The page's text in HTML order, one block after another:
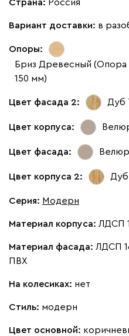
Страна: Россия
Вариант доставки: в
Опоры:
Бриз Древесный (Опора
150 мм)
Цвет фасада 2: Дуб
Цвет корпуса:
Цвет фасада: Велюр
Цвет корпуса 2: Дуб
Серия: Модерн
Материал корпуса: ЛДСП
Материал фасада: ЛДСП
ПВХ
На колесиках: нет
Стиль: модерн
Цвет основной: